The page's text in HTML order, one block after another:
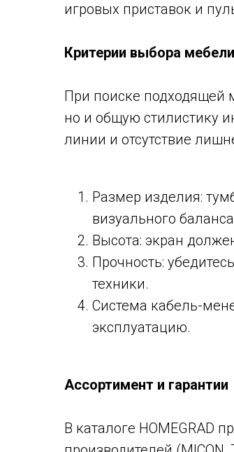
игровых приставок и
Критерии выбора
При поиске подходящей
но и общую стилистику
линии и отсутствие
Размер изделия:
визуального
Высота: экран
Прочность:
техники.
Система кабель-
эксплуатацию.
Ассортимент и гарантии
В каталоге HOMEGRAD